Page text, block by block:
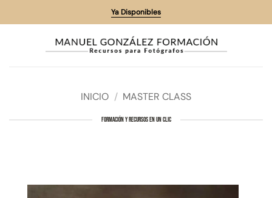
al
Ya Disponibles
INICIO / MASTER CLASS
FORMACIÓN Y RECURSOS EN UN CLIC